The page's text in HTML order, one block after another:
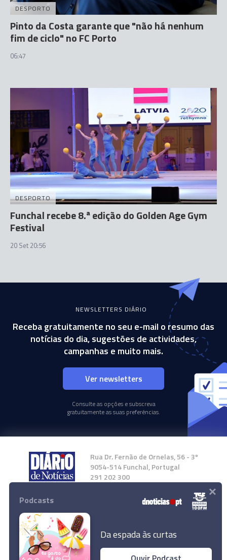
DESPORTO
Pinto da Costa garante que "não há nenhum
fim de ciclo" no FC Porto
06:47
DESPORTO
Funchal recebe 8.ª edição do Golden Age Gym
Festival
20 Set 20:56
NEWSLETTERS DIÁRIO
Receba gratuitamente no seu e-mail o resumo das
notícias do dia, sugestões de actividades,
campanhas e muito mais.
Ver newsletters
Consulte as opções e subscreva
gratuitamente as suas preferências.
Rua Dr. Fernão de Ornelas, 56 - 3º
9054-514 Funchal, Portugal
291 202 300
Instale a nossa App
Podcasts
Da espada às curtas
×